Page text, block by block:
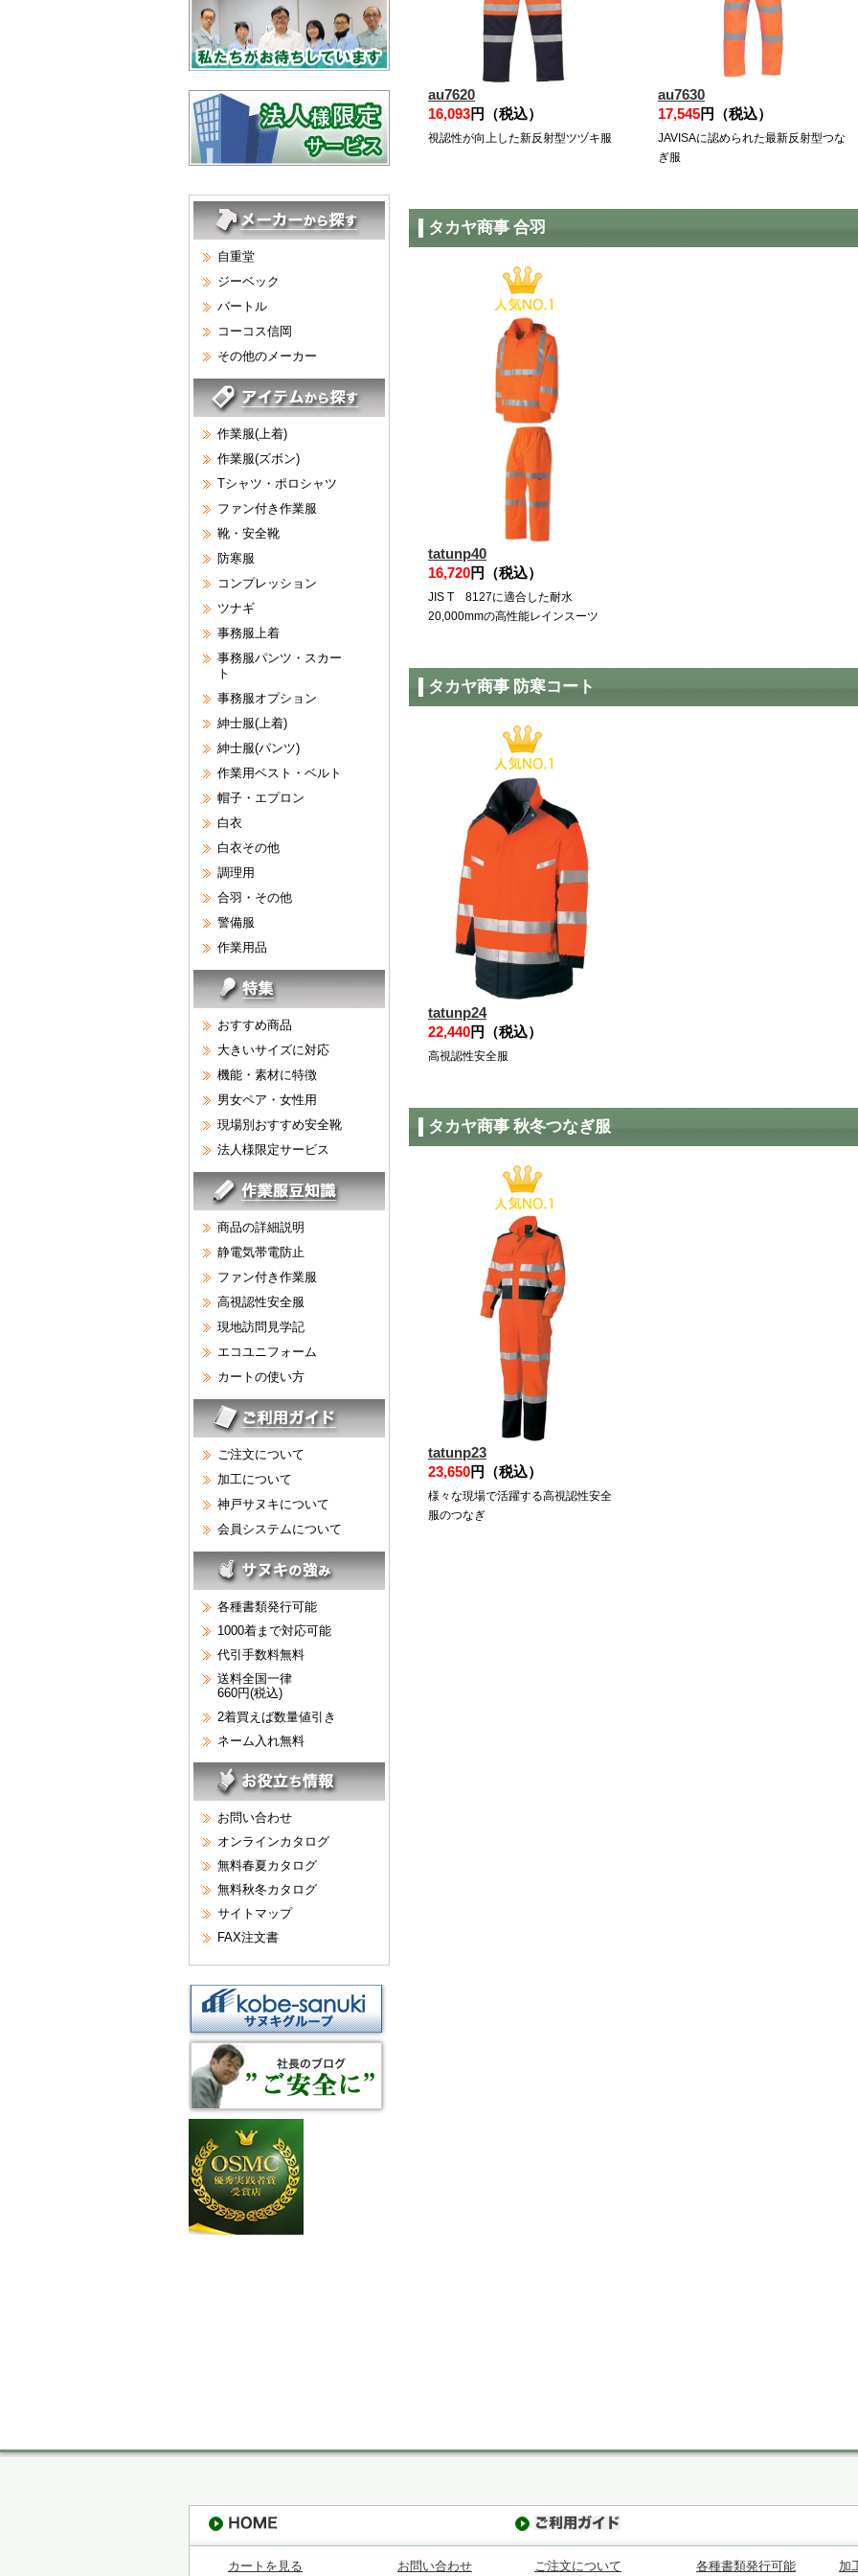
au7620
16,093円（税込）
視認性が向上した新反射型ツヅキ服
au7630
17,545円（税込）
JAVISAに認められた最新反射型つな
ぎ服
タカヤ商事 合羽
tatunp40
16,720円（税込）
JIS T 8127に適合した耐水
20,000mmの高性能レインスーツ
タカヤ商事 防寒コート
tatunp24
22,440円（税込）
高視認性安全服
タカヤ商事 秋冬つなぎ服
tatunp23
23,650円（税込）
様々な現場で活躍する高視認性安全
服のつなぎ
自重堂
ジーベック
バートル
コーコス信岡
その他のメーカー
作業服(上着)
作業服(ズボン)
Tシャツ・ポロシャツ
ファン付き作業服
靴・安全靴
防寒服
コンプレッション
ツナギ
事務服上着
事務服パンツ・スカー
ト
事務服オプション
紳士服(上着)
紳士服(パンツ)
作業用ベスト・ベルト
帽子・エプロン
白衣
白衣その他
調理用
合羽・その他
警備服
作業用品
おすすめ商品
大きいサイズに対応
機能・素材に特徴
男女ペア・女性用
現場別おすすめ安全靴
法人様限定サービス
商品の詳細説明
静電気帯電防止
ファン付き作業服
高視認性安全服
現地訪問見学記
エコユニフォーム
カートの使い方
ご注文について
加工について
神戸サヌキについて
会員システムについて
各種書類発行可能
1000着まで対応可能
代引手数料無料
送料全国一律
660円(税込)
2着買えば数量値引き
ネーム入れ無料
お問い合わせ
オンラインカタログ
無料春夏カタログ
無料秋冬カタログ
サイトマップ
FAX注文書
カートを見る お問い合わせ ご注文について 各種書類発行可能 加